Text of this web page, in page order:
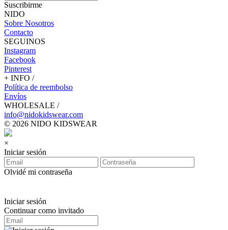
Suscribirme
NIDO
Sobre Nosotros
Contacto
SEGUINOS
Instagram
Facebook
Pinterest
+ INFO /
Política de reembolso
Envíos
WHOLESALE /
info@nidokidswear.com
© 2026 NIDO KIDSWEAR
×
Iniciar sesión
Olvidé mi contraseña
Iniciar sesión
Continuar como invitado